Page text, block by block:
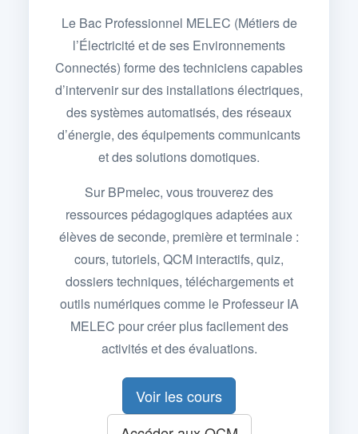
Le Bac Professionnel MELEC (Métiers de
l’Électricité et de ses Environnements
Connectés) forme des techniciens capables
d’intervenir sur des installations électriques,
des systèmes automatisés, des réseaux
d’énergie, des équipements communicants
et des solutions domotiques.
Sur BPmelec, vous trouverez des
ressources pédagogiques adaptées aux
élèves de seconde, première et terminale :
cours, tutoriels, QCM interactifs, quiz,
dossiers techniques, téléchargements et
outils numériques comme le Professeur IA
MELEC pour créer plus facilement des
activités et des évaluations.
Voir les cours